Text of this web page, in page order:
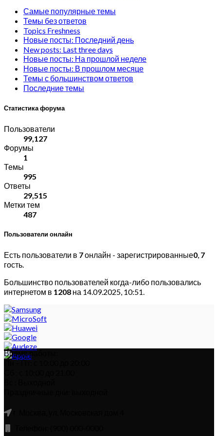
Самые популярные темы
Темы без ответов
Topics Freshness
Новые посты: Последний день
New posts: Last three days
Новые посты: На прошлой неделе
Новые посты: В прошлом месяце
Темы с большинством ответов
Последние темы
Статистика форума
Пользователи
99,127
Форумы
1
Темы
995
Ответы
29,515
Метки тем
487
Пользователи онлайн
Есть пользователи в 7онлайн - зарегистрированные0, 7
гость.
Большинство пользователей когда-либо пользовались
интернетом в 1208 на 14.09.2025, 10:51.
Время работы:
Пн – Пт: с 10:00 до 20:00